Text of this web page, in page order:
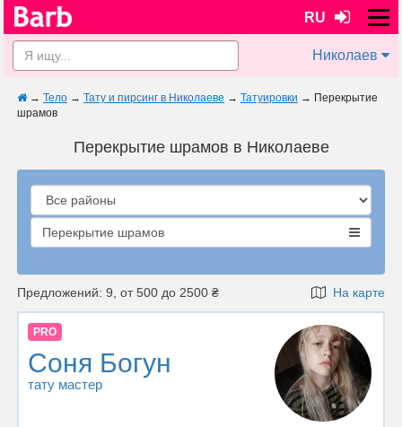
RU
Николаев
→ Тело → Тату и пирсинг в Николаеве → Татуировки → Перекрытие
шрамов
Перекрытие шрамов в Николаеве
Перекрытие шрамов
Предложений: 9, от 500 до 2500 ₴ На карте
PRO
Соня Богун
тату мастер